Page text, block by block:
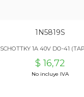
1N5819S
SCHOTTKY 1A 40V DO-41
$ 16,72
No incluye IVA